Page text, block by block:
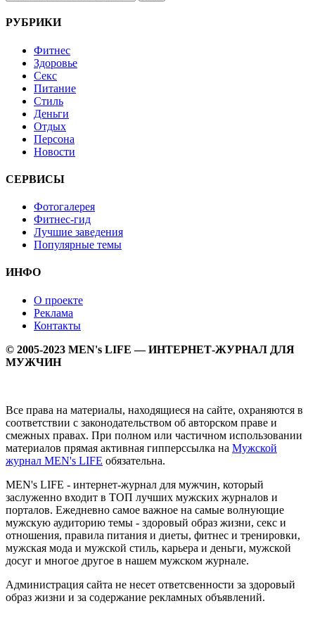
РУБРИКИ
Фитнес
Здоровье
Секс
Питание
Стиль
Деньги
Отдых
Персона
Новости
СЕРВИСЫ
Фотогалерея
Фитнес-гид
Лучшие заведения
Популярные темы
ИНФО
О проекте
Реклама
Контакты
© 2005-2023 MEN's LIFE — ИНТЕРНЕТ-ЖУРНАЛ ДЛЯ
МУЖЧИН
Все права на материалы, находящиеся на сайте, охраняются в
соответствии с законодательством об авторском праве и
смежных правах. При полном или частичном использовании
материалов прямая активная гипперссылка на Мужской
журнал MEN's LIFE обязательна.
MEN's LIFE - интернет-журнал для мужчин, который
заслуженно входит в ТОП лучших мужских журналов и
порталов. Ежедневно самое важное на самые волнующие
мужскую аудиторию темы - здоровый образ жизни, секс и
отношения, правила питания и диеты, фитнес и тренировки,
мужская мода и мужской стиль, карьера и деньги, мужской
досуг и многое другое в нашем мужском журнале.
Администрация сайта не несет ответсвенности за здоровый
образ жизни и за содержание рекламных объявлений.